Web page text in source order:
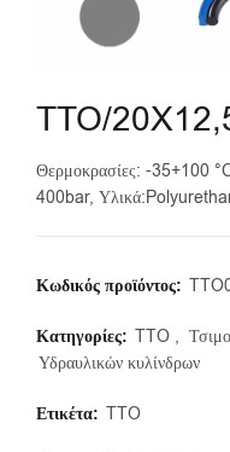
TTO/
Θερμοκρασίες: -35+100
400bar,
Κωδικός προϊόντος:
Κατηγορίες: TTO ,
Υδραυλικών κυλίνδρων
Ετικέτα: TTO